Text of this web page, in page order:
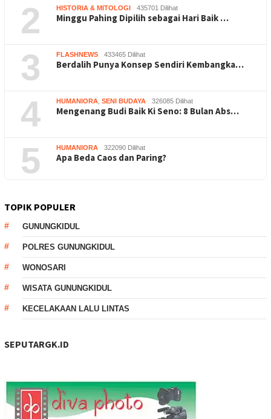
2 HISTORIA & MITOLOGI 435701 Dilihat
Minggu Pahing Dipilih sebagai Hari Baik …
3 FLASHNEWS 433465 Dilihat
Berdalih Punya Konsep Sendiri Kembangka…
4 HUMANIORA, SENI BUDAYA 326085 Dilihat
Mengenang Budi Baik Ki Seno: 8 Bulan Abs…
5 HUMANIORA 322090 Dilihat
Apa Beda Caos dan Paring?
TOPIK POPULER
GUNUNGKIDUL
POLRES GUNUNGKIDUL
WONOSARI
WISATA GUNUNGKIDUL
KECELAKAAN LALU LINTAS
SEPUTARGK.ID